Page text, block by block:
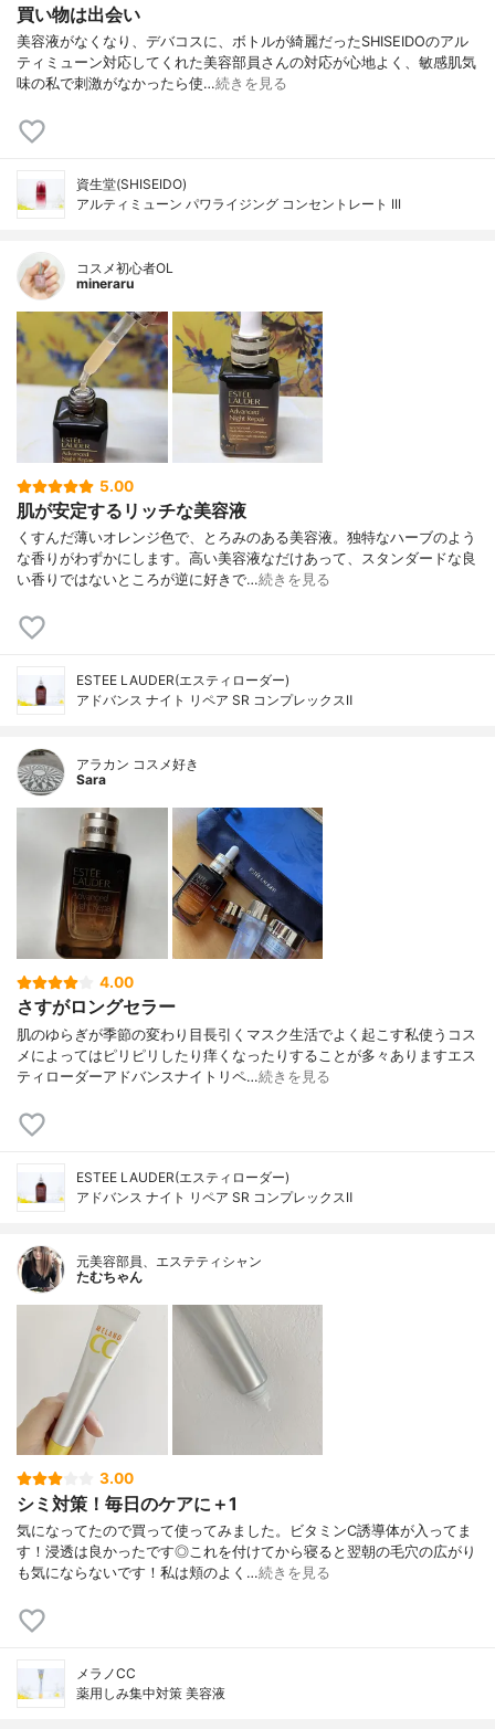
買い物は出会い
美容液がなくなり、デバコスに、ボトルが綺麗だったSHISEIDOのアル
ティミューン対応してくれた美容部員さんの対応が心地よく、敏感肌気
味の私で刺激がなかったら使…続きを見る
資生堂(SHISEIDO)
アルティミューン パワライジング コンセントレート III
コスメ初心者OL
mineraru
5.00
肌が安定するリッチな美容液
くすんだ薄いオレンジ色で、とろみのある美容液。独特なハーブのよう
な香りがわずかにします。高い美容液なだけあって、スタンダードな良
い香りではないところが逆に好きで…続きを見る
ESTEE LAUDER(エスティローダー)
アドバンス ナイト リペア SR コンプレックスⅡ
アラカン コスメ好き
Sara
4.00
さすがロングセラー
肌のゆらぎが季節の変わり目長引くマスク生活でよく起こす私使うコス
メによってはピリピリしたり痒くなったりすることが多々ありますエス
ティローダーアドバンスナイトリペ…続きを見る
ESTEE LAUDER(エスティローダー)
アドバンス ナイト リペア SR コンプレックスⅡ
元美容部員、エステティシャン
たむちゃん
3.00
シミ対策！毎日のケアに＋1
気になってたので買って使ってみました。ビタミンC誘導体が入ってま
す！浸透は良かったです◎これを付けてから寝ると翌朝の毛穴の広がり
も気にならないです！私は頬のよく…続きを見る
メラノCC
薬用しみ集中対策 美容液